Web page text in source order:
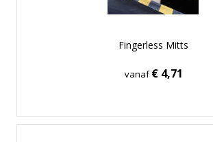
Fingerless Mitts
vanaf€ 4,71